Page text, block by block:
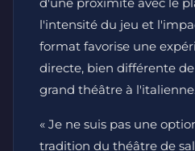
l'intensité du jeu et
format favorise une
directe, bien différente
grand théâtre à
« Je ne suis pas une
tradition du théâtre de